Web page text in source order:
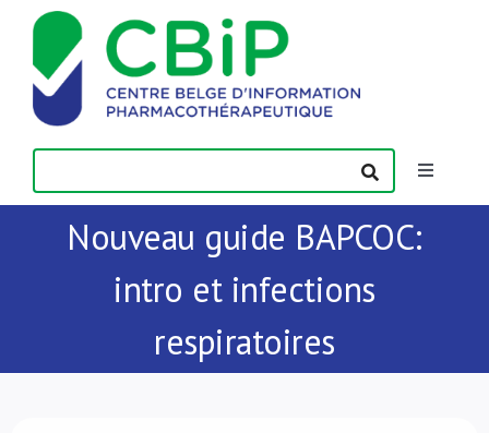
Passer
contenu
Toggle
Actualités
Publications
Formations
Nouveau guide BAPCOC:
intro et infections
respiratoires